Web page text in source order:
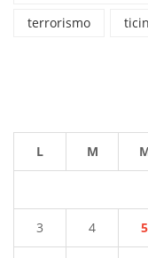
terrorismo
L M
3 4 5